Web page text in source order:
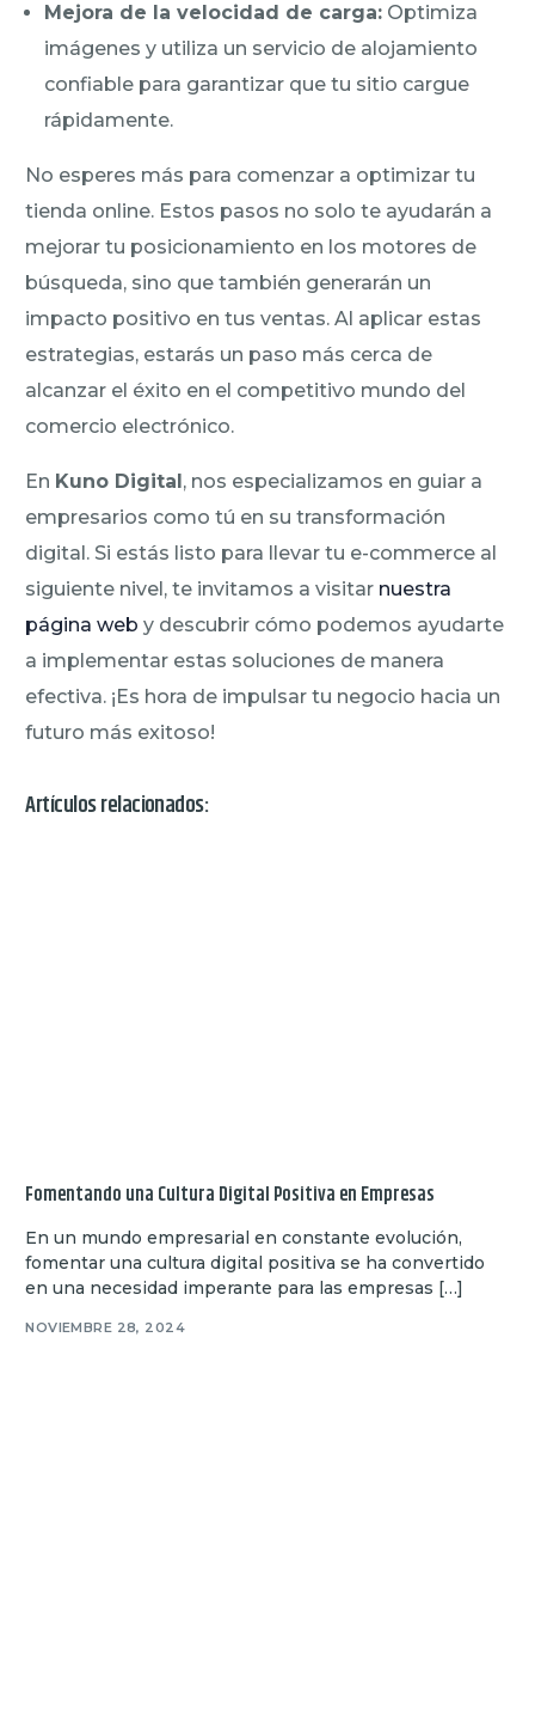
Mejora de la velocidad de carga: Optimiza
imágenes y utiliza un servicio de alojamiento
confiable para garantizar que tu sitio cargue
rápidamente.
No esperes más para comenzar a optimizar tu
tienda online. Estos pasos no solo te ayudarán a
mejorar tu posicionamiento en los motores de
búsqueda, sino que también generarán un
impacto positivo en tus ventas. Al aplicar estas
estrategias, estarás un paso más cerca de
alcanzar el éxito en el competitivo mundo del
comercio electrónico.
En Kuno Digital , nos especializamos en guiar a
empresarios como tú en su transformación
digital. Si estás listo para llevar tu e-commerce al
siguiente nivel, te invitamos a visitar nuestra
página web y descubrir cómo podemos ayudarte
a implementar estas soluciones de manera
efectiva. ¡Es hora de impulsar tu negocio hacia un
futuro más exitoso!
Artículos relacionados:
Fomentando una Cultura Digital Positiva en Empresas
En un mundo empresarial en constante evolución,
fomentar una cultura digital positiva se ha convertido
en una necesidad imperante para las empresas […]
NOVIEMBRE 28, 2024